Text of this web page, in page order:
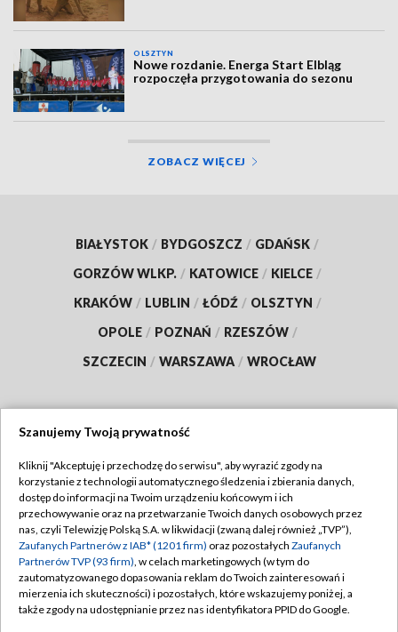
OLSZTYN
Nowe rozdanie. Energa Start Elbląg
rozpoczęła przygotowania do sezonu
ZOBACZ WIĘCEJ
BIAŁYSTOK / BYDGOSZCZ / GDAŃSK /
GORZÓW WLKP. / KATOWICE / KIELCE /
KRAKÓW / LUBLIN / ŁÓDŹ / OLSZTYN /
OPOLE / POZNAŃ / RZESZÓW /
SZCZECIN / WARSZAWA / WROCŁAW
TVP
Abonament TVP
Emisja w TVP
Centrum informacji TVP
Naziemna Telewizja Cyfrowa
Regulamin TVP
Polityka prywatności
Moje zgody
Pomoc
Szanujemy Twoją prywatność
Kliknij "Akceptuję i przechodzę do serwisu", aby wyrazić zgody na
korzystanie z technologii automatycznego śledzenia i zbierania danych,
dostęp do informacji na Twoim urządzeniu końcowym i ich
przechowywanie oraz na przetwarzanie Twoich danych osobowych przez
nas, czyli Telewizję Polską S.A. w likwidacji (zwaną dalej również „TVP”),
Zaufanych Partnerów z IAB* (1201 firm) oraz pozostałych Zaufanych
Partnerów TVP (93 firm), w celach marketingowych (w tym do
zautomatyzowanego dopasowania reklam do Twoich zainteresowań i
mierzenia ich skuteczności) i pozostałych, które wskazujemy poniżej, a
także zgody na udostępnianie przez nas identyfikatora PPID do Google.